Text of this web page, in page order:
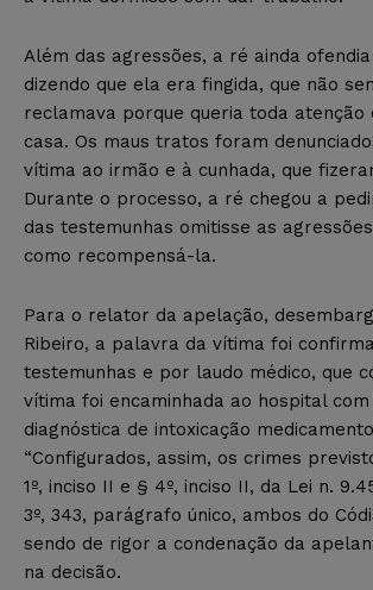
Além das agressões, a ré ainda
dizendo que ela era fingida, que não
reclamava porque queria toda atenção
casa. Os maus tratos foram
vítima ao irmão e à cunhada, que
Durante o processo, a ré chegou a
das testemunhas omitisse as
como recompensá-la.
Para o relator da apelação,
Ribeiro, a palavra da vítima foi
testemunhas e por laudo médico, que
vítima foi encaminhada ao hospital
diagnóstica de intoxicação
“Configurados, assim, os crimes
1º, inciso II e § 4º, inciso II, da Lei n.
3º, 343, parágrafo único, ambos do
sendo de rigor a condenação da
na decisão.